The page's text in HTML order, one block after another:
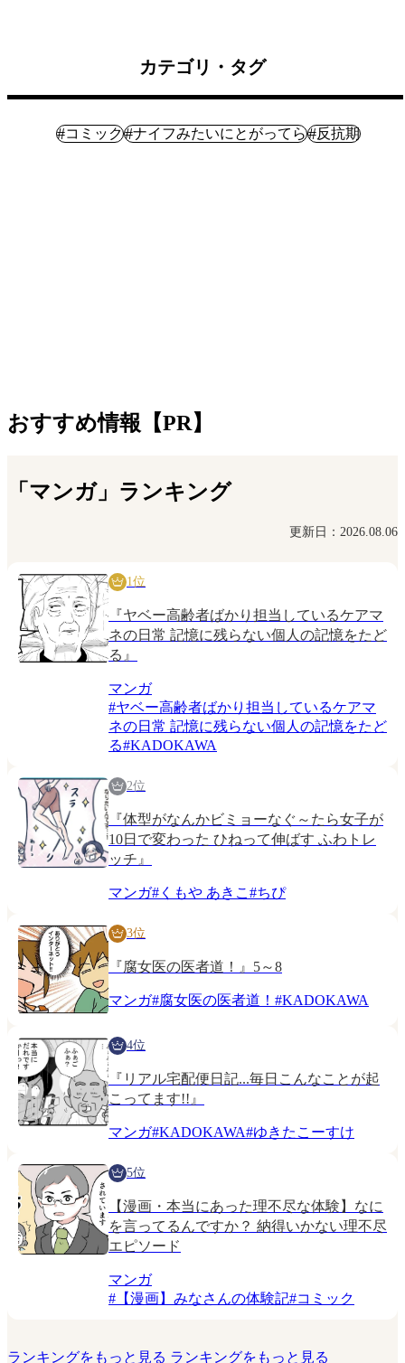
カテゴリ・タグ
#コミック#ナイフみたいにとがってら#反抗期
おすすめ情報【PR】
「マンガ」ランキング
更新日：2026.08.06
1位
『ヤベー高齢者ばかり担当しているケアマ
ネの日常 記憶に残らない個人の記憶をたど
る』
マンガ
#ヤベー高齢者ばかり担当しているケアマ
ネの日常 記憶に残らない個人の記憶をたど
る#KADOKAWA
2位
『体型がなんかビミョーなぐ～たら女子が
10日で変わった ひねって伸ばす ふわトレ
ッチ』
マンガ# くもや あきこ #ちぴ
3位
『腐女医の医者道！』5～8
マンガ#腐女医の医者道！ #KADOKAWA
4位
『リアル宅配便日記...毎日こんなことが起
こってます!!』
マンガ#KADOKAWA#ゆきたこーすけ
5位
【漫画・本当にあった理不尽な体験】なに
を言ってるんですか？ 納得いかない理不尽
エピソード
マンガ
# 【漫画】みなさんの体験記#コミック
ランキングをもっと見る ランキングをもっと見る